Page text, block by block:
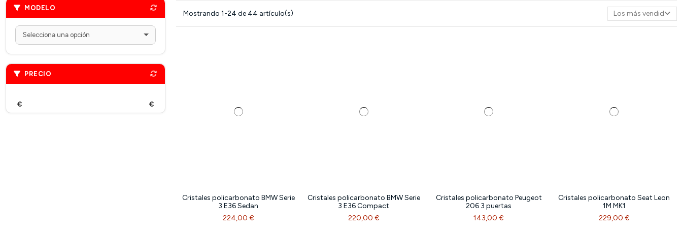
Mostrando 1-24 de 44 artículo(s) Los más vendidos
Cristales policarbonato BMW Serie
3 E36 Sedan
224,00 €
Cristales policarbonato BMW Serie
3 E36 Compact
220,00 €
Cristales policarbonato Peugeot
206 3 puertas
143,00 €
Cristales policarbonato Seat Leon
1M MK1
229,00 €
MODELO
PRECIO
€ €